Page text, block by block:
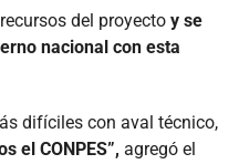
del proyecto y se
nacional con esta
difíciles con aval técnico,
el CONPES”, agregó el